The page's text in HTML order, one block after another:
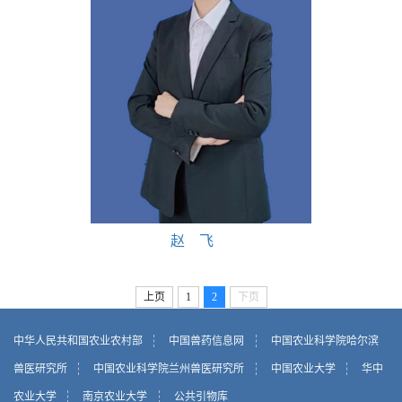
赵 飞
上页 1 2 下页
中华人民共和国农业农村部 中国兽药信息网 中国农业科学院哈尔滨
兽医研究所 中国农业科学院兰州兽医研究所 中国农业大学 华中
农业大学 南京农业大学 公共引物库